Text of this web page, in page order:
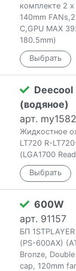
комплекте 2 x
140mm
C,GPU MAX
180.5mm)
Deecool
(водяное)
арт.
Жидкостное
LT720 R-
(LGA1700
600W
арт. 91157
БП
(PS-600AX)
Bronze,
cap, 120mm